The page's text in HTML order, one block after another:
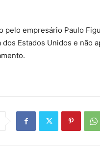
pelo empresário Paulo
Estados Unidos e não